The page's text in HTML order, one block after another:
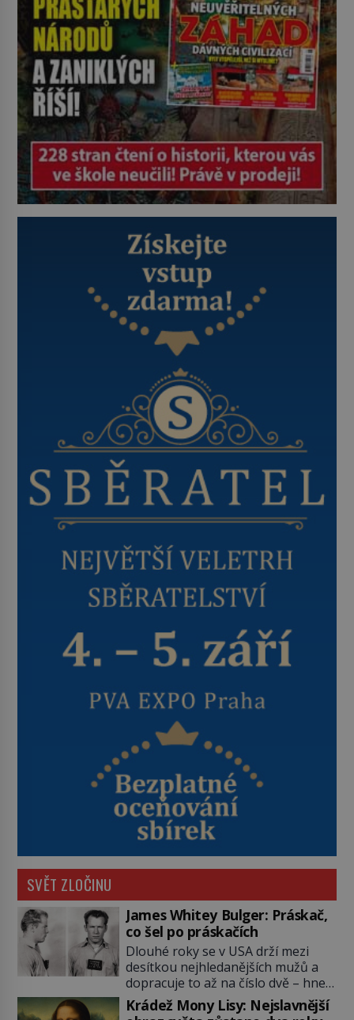
SVĚT ZLOČINU
James Whitey Bulger: Práskač,
co šel po práskačích
Dlouhé roky se v USA drží mezi
desítkou nejhledanějších mužů a
dopracuje to až na číslo dvě – hned
po Usámovi bin Ládinovi (1957–
2011). To je James „Whitey“ Bulger
Krádež Mony Lisy: Nejslavnější